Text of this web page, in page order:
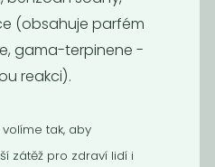
Gel na nádobí
Tierra Verde
(obsahuje parfém
gama-terpinene -
reakci).
tak, aby
zátěž pro zdraví lidí i